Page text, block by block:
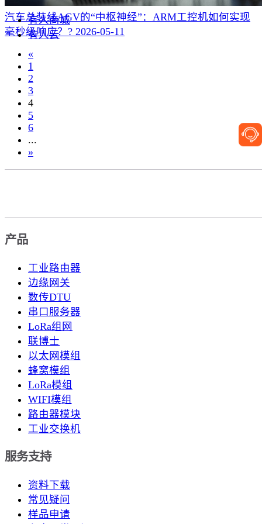
有人商城
有人云
汽车总装线AGV的“中枢神经”：ARM工控机如何实现
毫秒级响应？? 2026-05-11
«
1
2
3
4
5
6
...
»
产品
工业路由器
边缘网关
数传DTU
串口服务器
LoRa组网
联博士
以太网模组
蜂窝模组
LoRa模组
WIFI模组
路由器模块
工业交换机
服务支持
资料下载
常见疑问
样品申请